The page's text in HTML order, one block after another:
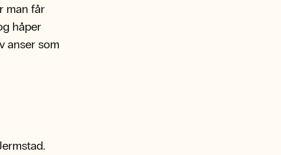
man får
håper
anser som